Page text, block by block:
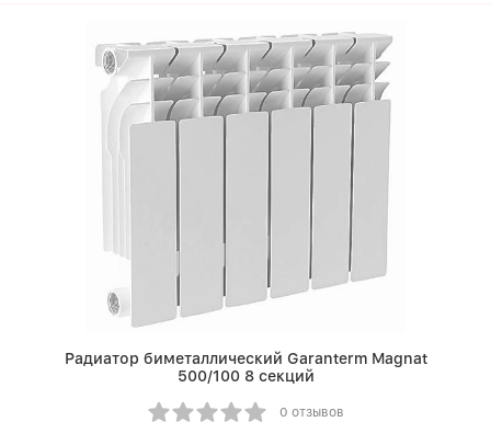
Радиатор биметаллический Garanterm Magnat
500/100 8 секций
0 отзывов